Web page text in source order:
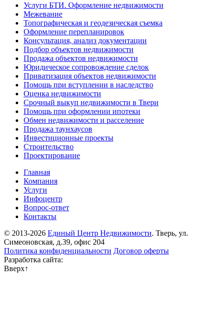
Услуги БТИ. Оформление недвижимости
Межевание
Топографическая и геодезическая съемка
Оформление перепланировок
Консультация, анализ документации
Подбор объектов недвижимости
Продажа объектов недвижимости
Юридическое сопровождение сделок
Приватизация объектов недвижимости
Помощь при вступлении в наследство
Оценка недвижимости
Срочный выкуп недвижимости в Твери
Помощь при оформлении ипотеки
Обмен недвижимости и расселение
Продажа таунхаусов
Инвестиционные проекты
Строительство
Проектирование
Главная
Компания
Услуги
Инфоцентр
Вопрос-ответ
Контакты
© 2013-2026 Единый Центр Недвижимости. Тверь, ул.
Симеоновская, д.39, офис 204
Политика конфиденциальности Договор оферты
Разработка сайта:
Вверх↑